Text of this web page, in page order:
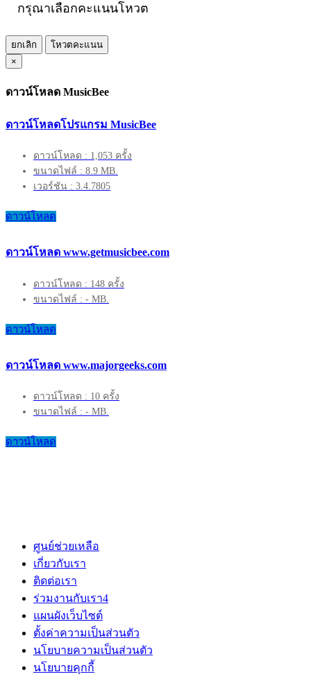
กรุณาเลือกคะแนนโหวต
ยกเลิก
โหวตคะแนน
×
ดาวน์โหลด MusicBee
ดาวน์โหลดโปรแกรม MusicBee
ดาวน์โหลด : 1,053 ครั้ง
ขนาดไฟล์ : 8.9 MB.
เวอร์ชัน : 3.4.7805
ดาวน์โหลด
ดาวน์โหลด www.getmusicbee.com
ดาวน์โหลด : 148 ครั้ง
ขนาดไฟล์ : - MB.
ดาวน์โหลด
ดาวน์โหลด www.majorgeeks.com
ดาวน์โหลด : 10 ครั้ง
ขนาดไฟล์ : - MB.
ดาวน์โหลด
ศูนย์ช่วยเหลือ
เกี่ยวกับเรา
ติดต่อเรา
ร่วมงานกับเรา4
แผนผังเว็บไซต์
ตั้งค่าความเป็นส่วนตัว
นโยบายความเป็นส่วนตัว
นโยบายคุกกี้